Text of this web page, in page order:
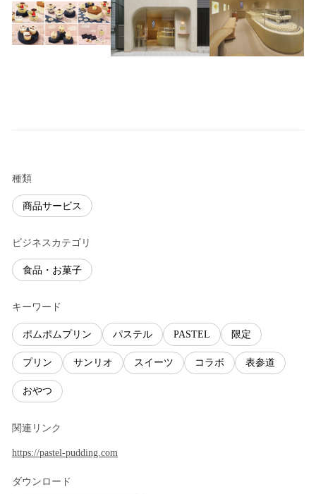
種類
商品サービス
ビジネスカテゴリ
食品・お菓子
キーワード
ポムポムプリン パステル PASTEL 限定
プリン サンリオ スイーツ コラボ 表参道
おやつ
関連リンク
https://pastel-pudding.com
ダウンロード